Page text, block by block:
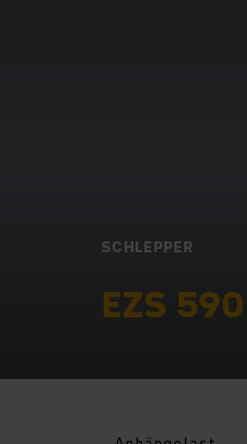
SCHLEPPER
EZS 590